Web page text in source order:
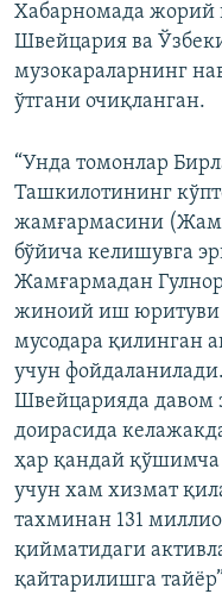
Хабарномада жорий
Швейцария ва
музокараларнинг
ўтгани очиқланган.
“Унда томонлар
Ташкилотининг
жамғармасини
бўйича келишувга
Жамғармадан
жиноий иш юритуви
мусодара қилинган
учун
Швейцарияда давом
доирасида
ҳар қандай
учун хам хизмат
тахминан 131
қийматидаги
қайтарилишга